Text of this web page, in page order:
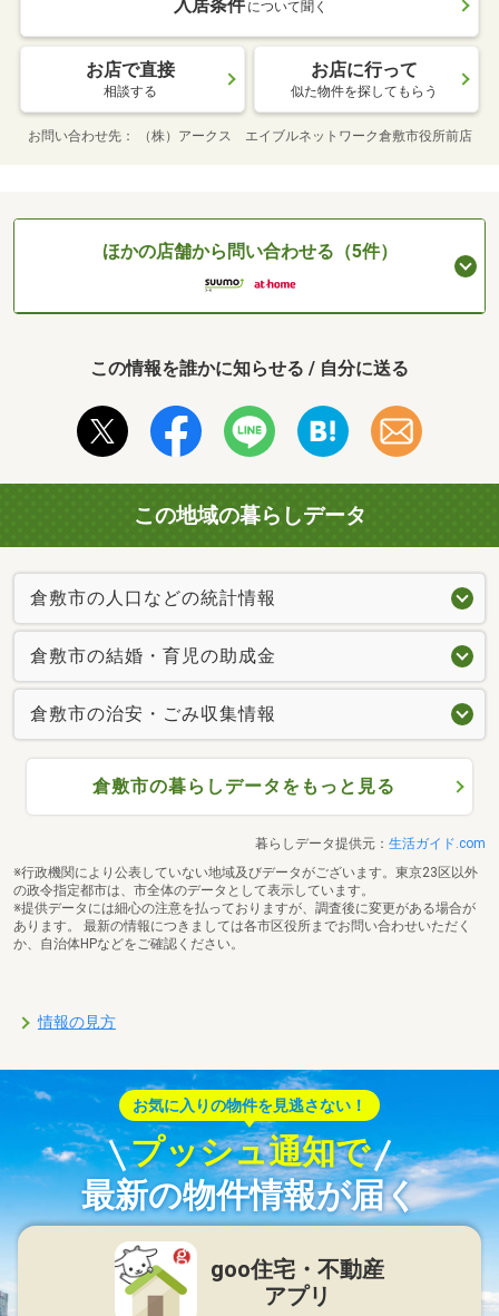
入居条件 について聞く
お店で直接
相談する
お店に行って
似た物件を探してもらう
お問い合わせ先 （株）アークス エイブルネットワーク倉敷市役所前店
ほかの店舗から問い合わせる（5件）
この情報を誰かに知らせる / 自分に送る
この地域の暮らしデータ
倉敷市の人口などの統計情報
倉敷市の結婚・育児の助成金
倉敷市の治安・ごみ収集情報
倉敷市の暮らしデータをもっと見る
暮らしデータ提供元： 生活ガイド.com
※行政機関により公表していない地域及びデータがございます。東京23区以外
の政令指定都市は、市全体のデータとして表示しています。
※提供データには細心の注意を払っておりますが、調査後に変更がある場合が
あります。 最新の情報につきましては各市区役所までお問い合わせいただく
か、自治体HPなどをご確認ください。
情報の見方
お気に入りの物件を見逃さない！
プッシュ通知で
最新の物件情報が届く
goo住宅・不動産
アプリ